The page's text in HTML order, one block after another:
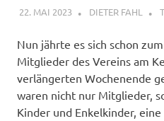
22. MAI 2023 DIETER FAHL
Nun jährte es sich schon
Mitglieder des Vereins am
verlängerten Wochenende
waren nicht nur Mitglieder,
Kinder und Enkelkinder,